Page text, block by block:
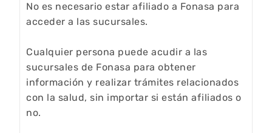
No es necesario estar afiliado a Fonasa para
acceder a las sucursales.
Cualquier persona puede acudir a las
sucursales de Fonasa para obtener
información y realizar trámites relacionados
con la salud, sin importar si están afiliados o
no.